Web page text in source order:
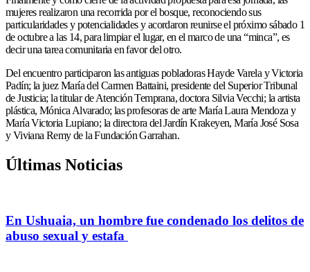
mujeres realizaron una recorrida por el bosque, reconociendo sus
particularidades y potencialidades y acordaron reunirse el próximo sábado 1
de octubre a las 14, para limpiar el lugar, en el marco de una “minca”, es
decir una tarea comunitaria en favor del otro.
Del encuentro participaron las antiguas pobladoras Hayde Varela y Victoria
Padín; la juez María del Carmen Battaini, presidente del Superior Tribunal
de Justicia; la titular de Atención Temprana, doctora Silvia Vecchi; la artista
plástica, Mónica Alvarado; las profesoras de arte María Laura Mendoza y
María Victoria Lupiano; la directora del Jardín Krakeyen, María José Sosa
y Viviana Remy de la Fundación Garrahan.
Últimas Noticias
En Ushuaia, un hombre fue condenado los delitos de
abuso sexual y estafa